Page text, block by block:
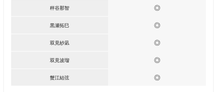
秤谷那智 ◎
黒瀬拓巳 ◎
双見紗凪 ◎
双見波瑠 ◎
蟹江結弦 ◎